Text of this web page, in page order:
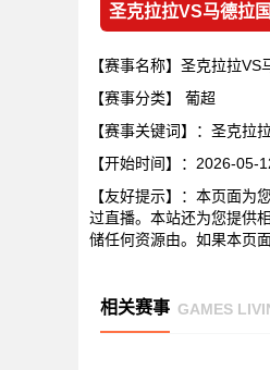
圣克拉拉VS马德拉
【赛事名称】圣克拉拉VS
【赛事分类】 葡超
【赛事关键词】：圣克拉
【开始时间】：2026-05-
【友好提示】：本页面
过直播。本站还为您提供
储任何资源由。如果本页
相关赛事 GAMES